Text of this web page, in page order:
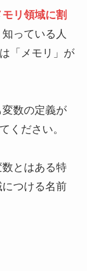
モリ領域に割
っている人
「メモリ」が
数の定義が
ください。
とはある特
つける名前